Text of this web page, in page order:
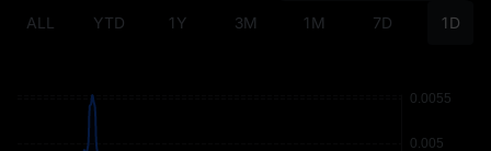
1D
7D
1M
3M
1Y
YTD
ALL